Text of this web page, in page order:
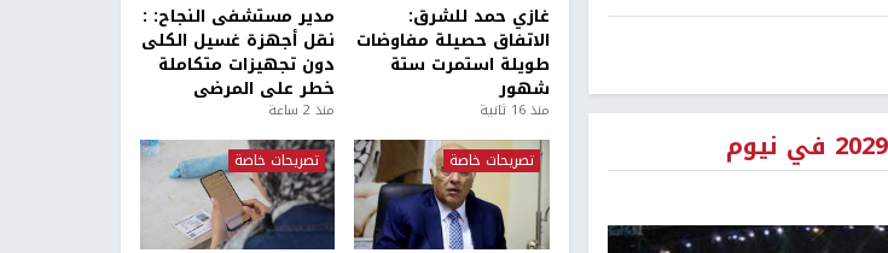
غازي حمد للشرق:
الاتفاق حصيلة مفاوضات
طويلة استمرت ستة
شهور
منذ 16 ثانية
مدير مستشفى النجاح: :
نقل أجهزة غسيل الكلى
دون تجهيزات متكاملة
خطر على المرضى
منذ 2 ساعة
تصريحات خاصة تصريحات خاصة